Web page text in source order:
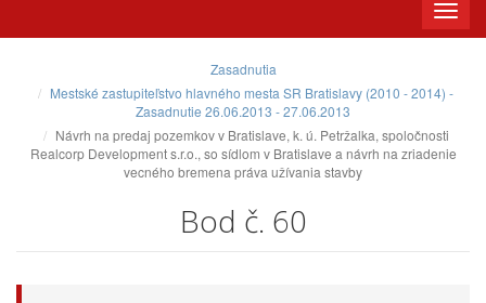
Toggle
Zasadnutia
Mestské zastupiteľstvo hlavného mesta SR Bratislavy (2010 - 2014) -
Zasadnutie 26.06.2013 - 27.06.2013
Návrh na predaj pozemkov v Bratislave, k. ú. Petržalka, spoločnosti
Realcorp Development s.r.o., so sídlom v Bratislave a návrh na zriadenie
vecného bremena práva užívania stavby
Bod č. 60